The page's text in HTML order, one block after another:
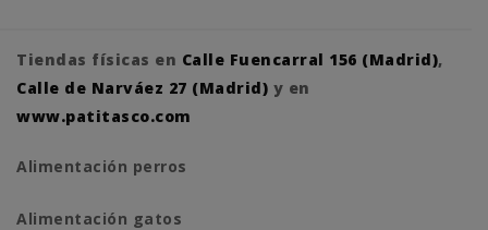
Tiendas físicas en Calle Fuencarral 156 (Madrid),
Calle de Narváez 27 (Madrid) y en
www.patitasco.com
Alimentación perros
Alimentación gatos